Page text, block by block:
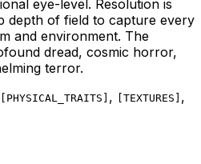
eye-level. Resolution is
depth of field to capture every
and environment. The
dread, cosmic horror,
terror.
PHYSICAL_TRAITS , TEXTURES ,